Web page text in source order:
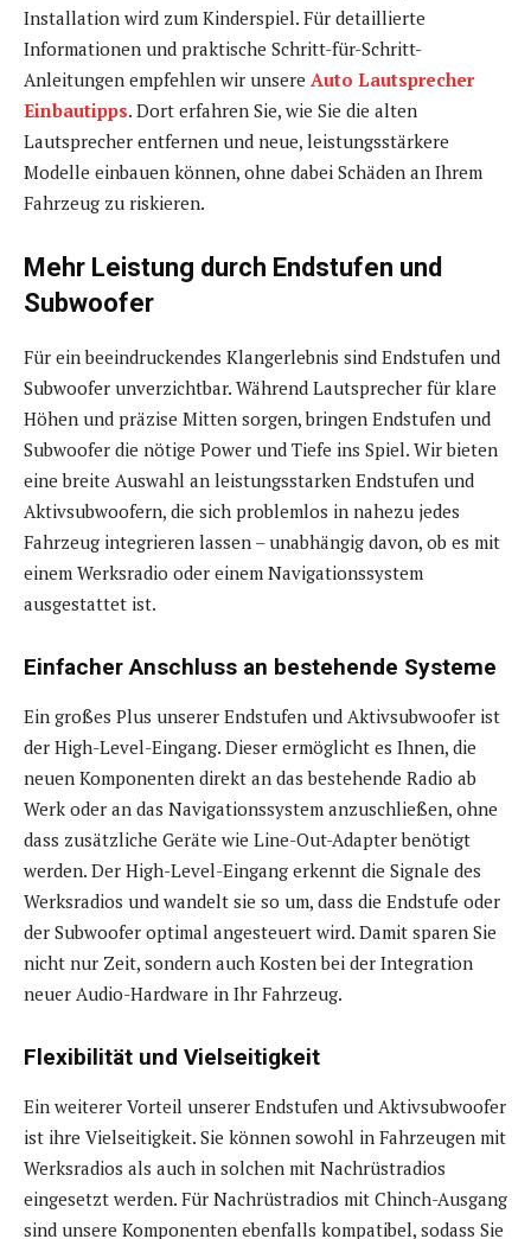
Installation wird zum Kinderspiel. Für detaillierte
Informationen und praktische Schritt-für-Schritt-
Anleitungen empfehlen wir unsere Auto Lautsprecher
Einbautipps. Dort erfahren Sie, wie Sie die alten
Lautsprecher entfernen und neue, leistungsstärkere
Modelle einbauen können, ohne dabei Schäden an Ihrem
Fahrzeug zu riskieren.
Mehr Leistung durch Endstufen und
Subwoofer
Für ein beeindruckendes Klangerlebnis sind Endstufen und
Subwoofer unverzichtbar. Während Lautsprecher für klare
Höhen und präzise Mitten sorgen, bringen Endstufen und
Subwoofer die nötige Power und Tiefe ins Spiel. Wir bieten
eine breite Auswahl an leistungsstarken Endstufen und
Aktivsubwoofern, die sich problemlos in nahezu jedes
Fahrzeug integrieren lassen – unabhängig davon, ob es mit
einem Werksradio oder einem Navigationssystem
ausgestattet ist.
Einfacher Anschluss an bestehende Systeme
Ein großes Plus unserer Endstufen und Aktivsubwoofer ist
der High-Level-Eingang. Dieser ermöglicht es Ihnen, die
neuen Komponenten direkt an das bestehende Radio ab
Werk oder an das Navigationssystem anzuschließen, ohne
dass zusätzliche Geräte wie Line-Out-Adapter benötigt
werden. Der High-Level-Eingang erkennt die Signale des
Werksradios und wandelt sie so um, dass die Endstufe oder
der Subwoofer optimal angesteuert wird. Damit sparen Sie
nicht nur Zeit, sondern auch Kosten bei der Integration
neuer Audio-Hardware in Ihr Fahrzeug.
Flexibilität und Vielseitigkeit
Ein weiterer Vorteil unserer Endstufen und Aktivsubwoofer
ist ihre Vielseitigkeit. Sie können sowohl in Fahrzeugen mit
Werksradios als auch in solchen mit Nachrüstradios
eingesetzt werden. Für Nachrüstradios mit Chinch-Ausgang
sind unsere Komponenten ebenfalls kompatibel, sodass Sie